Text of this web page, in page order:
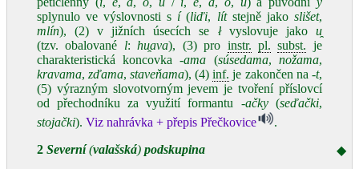
splynulo ve výslovnosti s í(liďi, lítstejně jako slišet,
mlín), (2) v jižních úsecích se łvyslovuje jako u̯
(tzv. obalované l:hu̯ava), (3) pro instr. pl. subst. je
charakteristická koncovka-ama (súsedama, nožama,
kravama,zďama,staveňama), (4)inf. je zakončen na -t,
(5) výrazným slovotvorným jevem je tvoření příslovcí
od přechodníku za využití formantu -ačky(seďački,
stojački). Viz nahrávka + přepis Přečkovice
.
2 Severní(valašská) podskupina
◆